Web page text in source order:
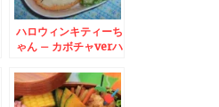
ハロウィンキティーち
ゃん – カボチャverハ